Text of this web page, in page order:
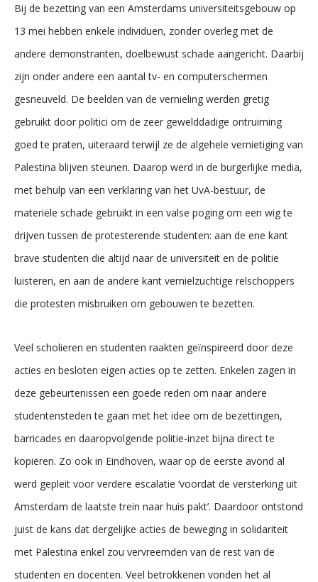
Bij de bezetting van een Amsterdams universiteitsgebouw op
13 mei hebben enkele individuen, zonder overleg met de
andere demonstranten, doelbewust schade aangericht. Daarbij
zijn onder andere een aantal tv- en computerschermen
gesneuveld. De beelden van de vernieling werden gretig
gebruikt door politici om de zeer gewelddadige ontruiming
goed te praten, uiteraard terwijl ze de algehele vernietiging van
Palestina blijven steunen. Daarop werd in de burgerlijke media,
met behulp van een verklaring van het UvA-bestuur, de
materiële schade gebruikt in een valse poging om een wig te
drijven tussen de protesterende studenten: aan de ene kant
brave studenten die altijd naar de universiteit en de politie
luisteren, en aan de andere kant vernielzuchtige relschoppers
die protesten misbruiken om gebouwen te bezetten.
Veel scholieren en studenten raakten geïnspireerd door deze
acties en besloten eigen acties op te zetten. Enkelen zagen in
deze gebeurtenissen een goede reden om naar andere
studentensteden te gaan met het idee om de bezettingen,
barricades en daaropvolgende politie-inzet bijna direct te
kopiëren. Zo ook in Eindhoven, waar op de eerste avond al
werd gepleit voor verdere escalatie ‘voordat de versterking uit
Amsterdam de laatste trein naar huis pakt’. Daardoor ontstond
juist de kans dat dergelijke acties de beweging in solidariteit
met Palestina enkel zou vervreemden van de rest van de
studenten en docenten. Veel betrokkenen vonden het al